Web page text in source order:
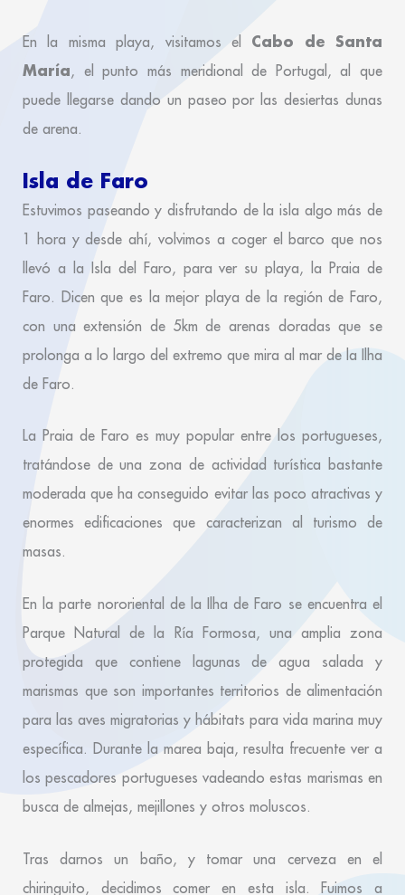
En la misma playa, visitamos el Cabo de Santa
María, el punto más meridional de Portugal, al que
puede llegarse dando un paseo por las desiertas dunas
de arena.
Isla de Faro
Estuvimos paseando y disfrutando de la isla algo más de
1 hora y desde ahí, volvimos a coger el barco que nos
llevó a la Isla del Faro, para ver su playa, la Praia de
Faro. Dicen que es la mejor playa de la región de Faro,
con una extensión de 5km de arenas doradas que se
prolonga a lo largo del extremo que mira al mar de la Ilha
de Faro.
La Praia de Faro es muy popular entre los portugueses,
tratándose de una zona de actividad turística bastante
moderada que ha conseguido evitar las poco atractivas y
enormes edificaciones que caracterizan al turismo de
masas.
En la parte nororiental de la Ilha de Faro se encuentra el
Parque Natural de la Ría Formosa, una amplia zona
protegida que contiene lagunas de agua salada y
marismas que son importantes territorios de alimentación
para las aves migratorias y hábitats para vida marina muy
específica. Durante la marea baja, resulta frecuente ver a
los pescadores portugueses vadeando estas marismas en
busca de almejas, mejillones y otros moluscos.
Tras darnos un baño, y tomar una cerveza en el
chiringuito, decidimos comer en esta isla. Fuimos a